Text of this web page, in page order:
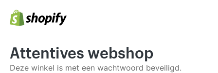
Attentives webshop
Deze winkel is met een wachtwoord beveiligd.